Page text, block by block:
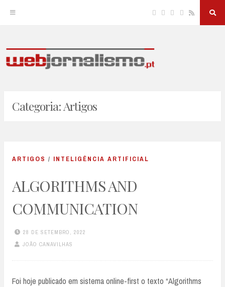
Skip
Facebook
TwitterLinkedin
Instagram
Categoria:Artigos
ARTIGOS / INTELIGÊNCIA ARTIFICIAL
ALGORITHMS AND
COMMUNICATION
28 DE SETEMBRO, 2022
JOÃO CANAVILHAS
Foi hoje publicado em sistema online-first o texto “Algorithms